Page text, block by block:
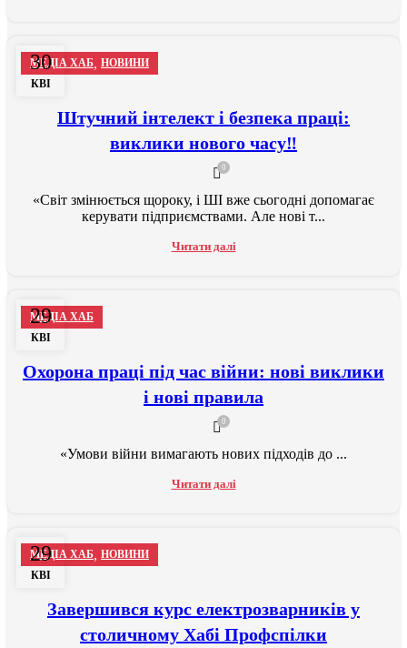
30
КВІ
МЕДІА ХАБ, НОВИНИ
Штучний інтелект і безпека праці:
виклики нового часу‼
0
«Світ змінюється щороку, і ШІ вже сьогодні допомагає
керувати підприємствами. Але нові т...
Читати далі
29
КВІ
МЕДІА ХАБ
Охорона праці під час війни: нові виклики
і нові правила
0
«Умови війни вимагають нових підходів до ...
Читати далі
29
КВІ
МЕДІА ХАБ, НОВИНИ
Завершився курс електрозварників у
столичному Хабі Профспілки